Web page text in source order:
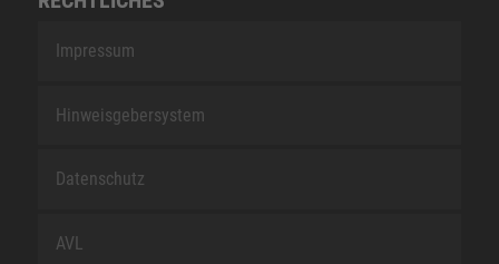
Impressum
Hinweisgebersystem
Datenschutz
AVL